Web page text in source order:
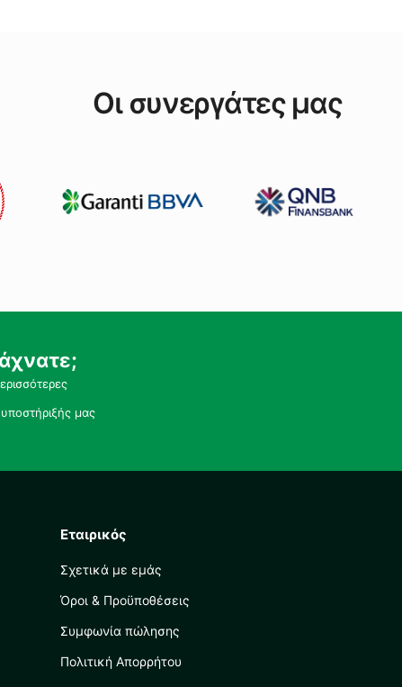
Οι συνεργάτες μας
μας
Εταιρικός
Σχετικά με εμάς
Όροι & Προϋποθέσεις
Συμφωνία πώλησης
Πολιτική Απορρήτου